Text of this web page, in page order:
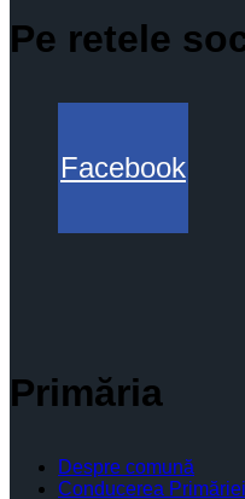
Pe retele
Facebook
Primăria
Despre comună
Conducerea Primăriei